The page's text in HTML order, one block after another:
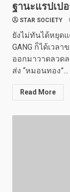
ฐานะแรปเป
STAR SOCIETY
ยังไม่ทันได้หยุดแ
GANG ก็ได้เวล
ออกมาวาดลวดล
ส่ง “หมอนทอง”...
Read More